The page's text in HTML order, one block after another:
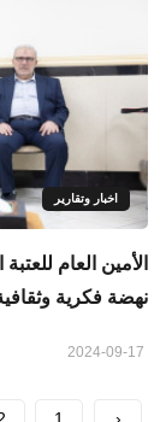
اخبار وتقارير
الأمين العام
نهضة فكرية